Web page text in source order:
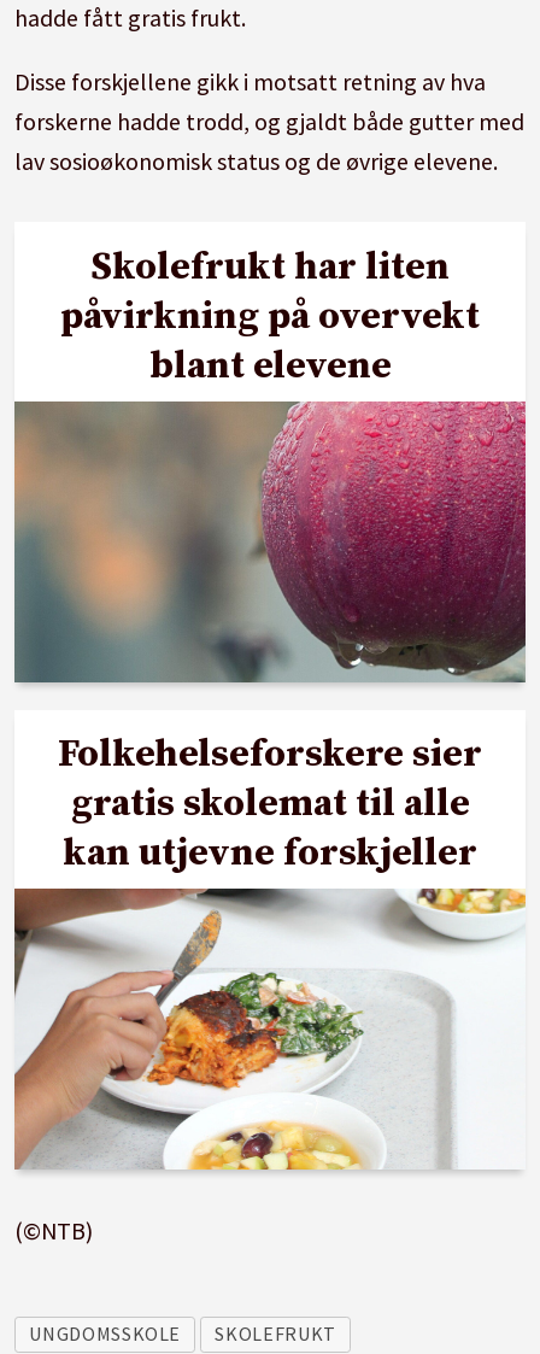
hadde fått gratis frukt.
Disse forskjellene gikk i motsatt retning av hva
forskerne hadde trodd, og gjaldt både gutter med
lav sosioøkonomisk status og de øvrige elevene.
Skolefrukt har liten
påvirkning på overvekt
blant elevene
Folkehelseforskere sier
gratis skolemat til alle
kan utjevne forskjeller
(©NTB)
UNGDOMSSKOLE
SKOLEFRUKT